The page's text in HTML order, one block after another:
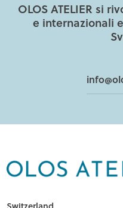
OLOS ATELIER si
e internazionali